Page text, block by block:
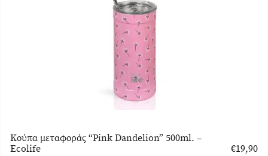
Κούπα μεταφοράς “Pink Dandelion” 500ml. –
Ecolife
€19,90